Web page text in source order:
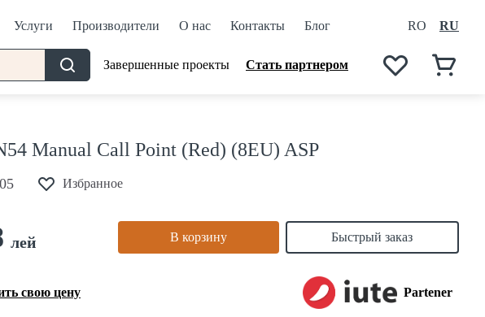
Услуги Производители О нас Контакты Блог RO RU
Завершенные проекты Стать партнером
Manual Call Point (Red) (8EU) ASP
Избранное
лей В корзину Быстрый заказ
свою цену Partener